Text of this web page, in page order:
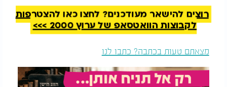
השניים פונו לבית החולים זיו בצפת.
רוצים להישאר מעודכנים? לחצו כאן להצטרפות
לקבוצות הוואטסאפ של ערוץ 2000 >>>
מצאתם טעות בכתבה? כתבו לנו